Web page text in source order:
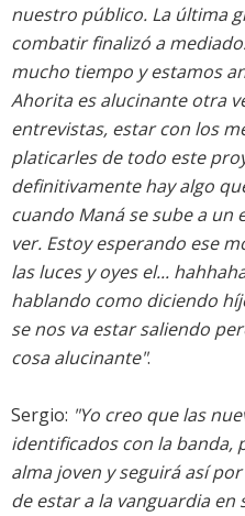
nuestro público. La última
combatir finalizó a
mucho tiempo y estamos
Ahorita es alucinante otra
entrevistas, estar con los
platicarles de todo este
definitivamente hay algo
cuando Maná se sube a un
ver. Estoy esperando ese
las luces y oyes el...
hablando como diciendo
se nos va estar saliendo
cosa alucinante".
Sergio: "Yo creo que las
identificados con la banda,
alma joven y seguirá así
de estar a la vanguardia en